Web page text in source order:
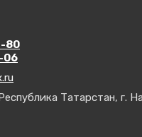
80
06
Татарстан, г.